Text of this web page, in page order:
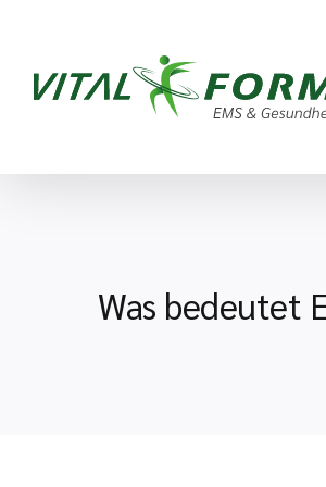
springen
Was bedeutet